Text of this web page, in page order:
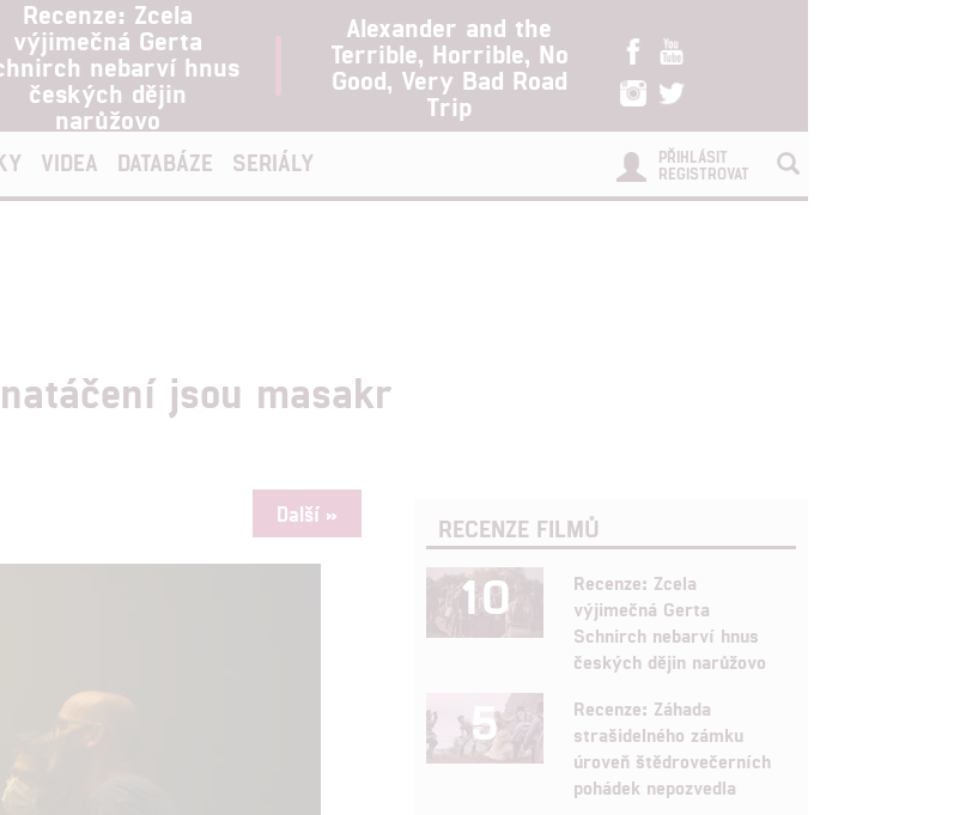
Recenze: Zcela
výjimečná Gerta
nebarví hnus
českých dějin
narůžovo
Alexander and the
Terrible, Horrible, No
Good, Very Bad Road
Trip
VIDEA DATABÁZE SERIÁLY
PŘIHLÁSIT
REGISTROVAT
jsou masakr
Další » RECENZE FILMŮ
10
Recenze: Zcela
výjimečná Gerta
Schnirch nebarví hnus
českých dějin narůžovo
5
Recenze: Záhada
strašidelného zámku
úroveň štědrovečerních
pohádek nepozvedla